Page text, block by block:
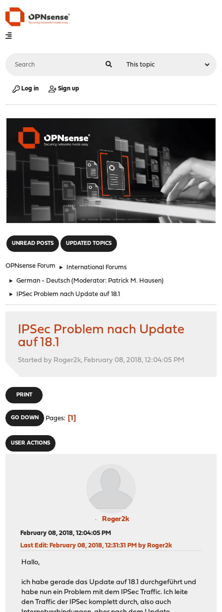
Log in Sign up
UNREAD POSTS UPDATED TOPICS
OPNsense Forum ► International Forums
► German - Deutsch (Moderator: Patrick M. Hausen)
► IPSec Problem nach Update auf 18.1
IPSec Problem nach Update
auf 18.1
Started by Roger2k, February 08, 2018, 12:04:05 PM
PRINT
GO DOWN Pages 1
USER ACTIONS
Roger2k
February 08, 2018, 12:04:05 PM
Last Edit: February 08, 2018, 12:31:31 PM by Roger2k
Hallo,
ich habe gerade das Update auf 18.1 durchgeführt und
habe nun ein Problem mit dem IPSec Traffic. Ich leite
den Traffic der IPSec komplett durch, also auch